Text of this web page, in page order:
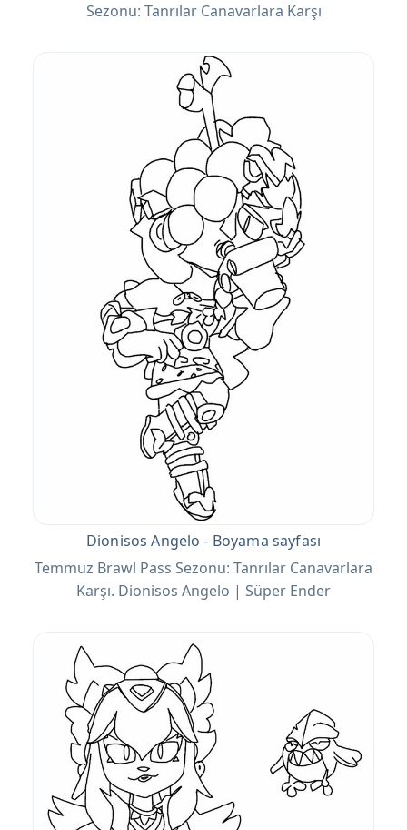
Sezonu: Tanrılar Canavarlara Karşı
Dionisos Angelo - Boyama sayfası
Temmuz Brawl Pass Sezonu: Tanrılar Canavarlara
Karşı. Dionisos Angelo | Süper Ender